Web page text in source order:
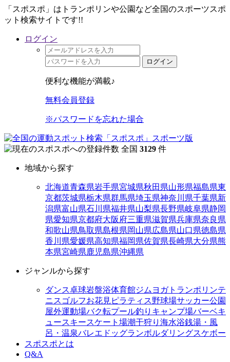
「スポスポ」はトランポリンや公園など全国のスポーツスポ
ット検索サイトです!!
ログイン
ログイン
便利な機能が満載♪
無料会員登録
※パスワードを忘れた場合
全国 3129 件
地域から探す
北海道青森県岩手県宮城県秋田県山形県福島県東
京都茨城県栃木県群馬県埼玉県神奈川県千葉県新
潟県富山県石川県福井県山梨県長野県岐阜県静岡
県愛知県京都府大阪府三重県滋賀県兵庫県奈良県
和歌山県鳥取県島根県岡山県広島県山口県徳島県
香川県愛媛県高知県福岡県佐賀県長崎県大分県熊
本県宮崎県鹿児島県沖縄県
ジャンルから探す
ダンス卓球岩盤浴体育館ジム ヨガトランポリンテ
ニス ゴルフお花見 ピラティス野球場サッカー公園
屋外運動場バク転プール釣り キャンプ場バーベキ
ュースキースケート場潮干狩り 海水浴銭湯・風
呂・温泉バレエ ドッグランボルダリングスケボー
スポスポとは
Q&A